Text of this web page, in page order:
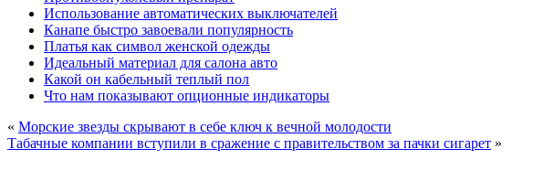
Использование автоматических выключателей
Канапе быстро завоевали популярность
Платья как символ женской одежды
Идеальный материал для салона авто
Какой он кабельный теплый пол
Что нам показывают опционные индикаторы
« Морские звезды скрывают в себе ключ к вечной молодости
Табачные компании вступили в сражение с правительством за пачки сигарет »